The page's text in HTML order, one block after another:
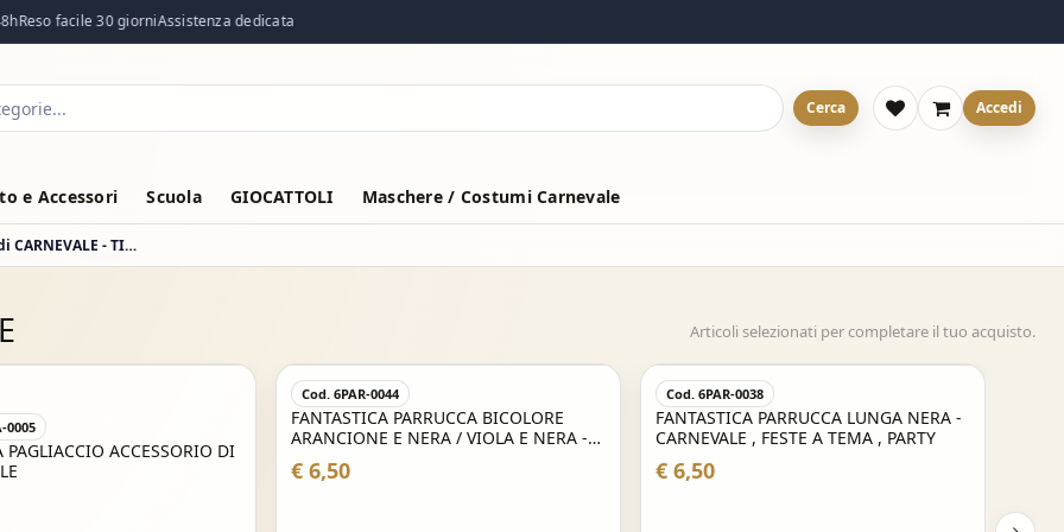
Reso facile 30 giorniAssistenza dedicata
Cerca Accedi
e Accessori Scuola GIOCATTOLI Maschere / Costumi Carnevale
VESTITO COSTUME Maschera di CARNEVALE - TIGROTTO
Articoli selezionati per completare il tuo acquisto.
0005
PAGLIACCIO ACCESSORIO DI
Cod. 6PAR-0044
FANTASTICA PARRUCCA BICOLORE
ARANCIONE E NERA / VIOLA E NERA -
CARNEVALE , FESTE A TEMA , PARTY
€ 6,50
Cod. 6PAR-0038
FANTASTICA PARRUCCA LUNGA NERA -
CARNEVALE , FESTE A TEMA , PARTY
€ 6,50